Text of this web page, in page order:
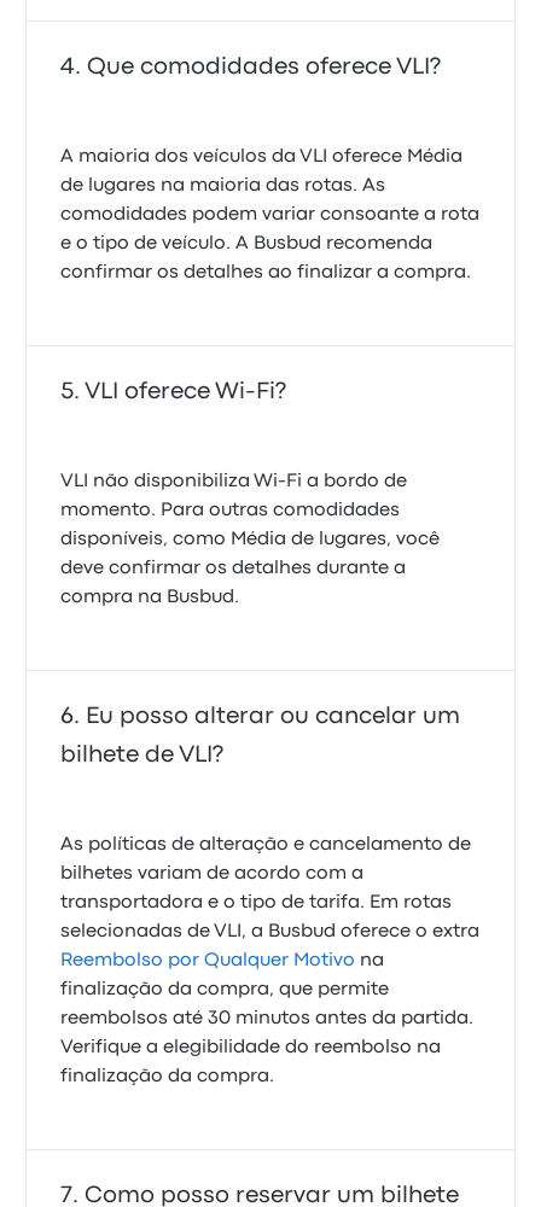
Que comodidades oferece VLI?
A maioria dos veículos da VLI oferece Média
de lugares na maioria das rotas. As
comodidades podem variar consoante a rota
e o tipo de veículo. A Busbud recomenda
confirmar os detalhes ao finalizar a compra.
VLI oferece Wi-Fi?
VLI não disponibiliza Wi-Fi a bordo de
momento. Para outras comodidades
disponíveis, como Média de lugares, você
deve confirmar os detalhes durante a
compra na Busbud.
Eu posso alterar ou cancelar um
bilhete de VLI?
As políticas de alteração e cancelamento de
bilhetes variam de acordo com a
transportadora e o tipo de tarifa. Em rotas
selecionadas de VLI, a Busbud oferece o extra
Reembolso por Qualquer Motivo na
finalização da compra, que permite
reembolsos até 30 minutos antes da partida.
Verifique a elegibilidade do reembolso na
finalização da compra.
Como posso reservar um bilhete